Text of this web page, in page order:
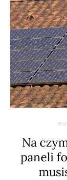
Na
paneli